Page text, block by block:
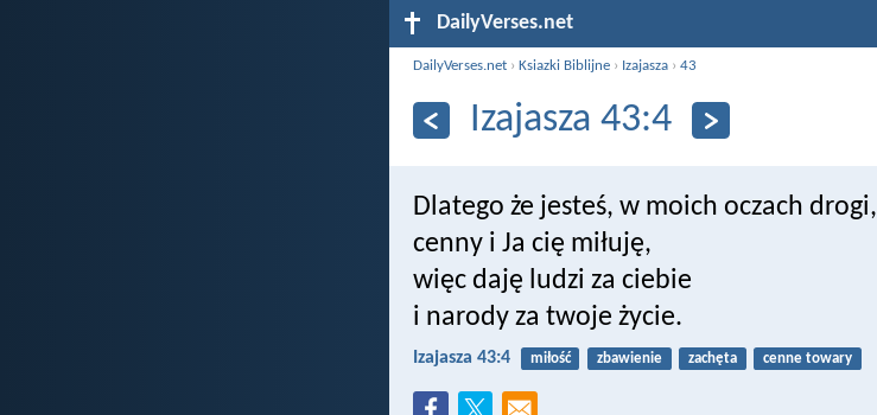
DailyVerses.net
DailyVerses.net ›Ksiazki Biblijne › Izajasza ›43
Izajasza 43:4
Dlatego że jesteś, w moich oczach drogi,
cenny i Ja cię miłuję,
więc daję ludzi za ciebie
i narody za twoje życie.
Izajasza 43:4 miłość zbawienie zachęta cenne towary